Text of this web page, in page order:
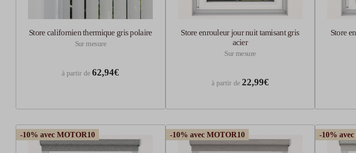
Store californien thermique gris polaire
Sur mesure
à partir de 62,94€
Store enrouleur jour nuit tamisant gris
acier
Sur mesure
à partir de 22,99€
Store
-10% avec MOTOR10 -10% avec MOTOR10 -10%